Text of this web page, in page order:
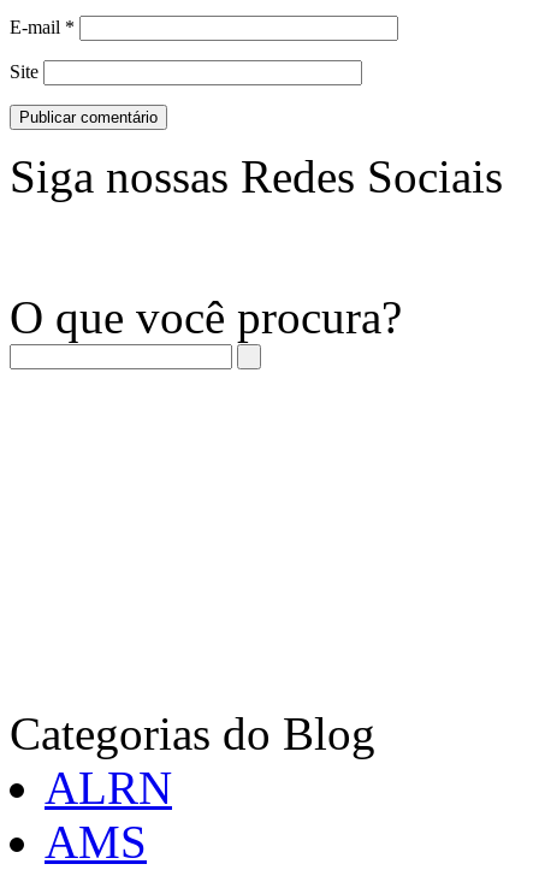
E-mail *
Site
Siga nossas Redes Sociais
O que você procura?
Categorias do Blog
ALRN
AMS